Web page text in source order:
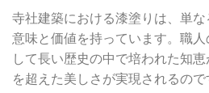
寺社建築における漆塗りは、単
意味と価値を持っています。職
して長い歴史の中で培われた知
を超えた美しさが実現されるので